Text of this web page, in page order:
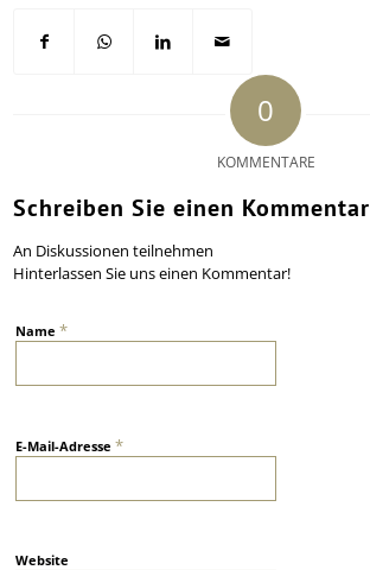
0
KOMMENTARE
Schreiben Sie einen Kommentar
An Diskussionen teilnehmen
Hinterlassen Sie uns einen Kommentar!
Name*
E-Mail-Adresse*
Website